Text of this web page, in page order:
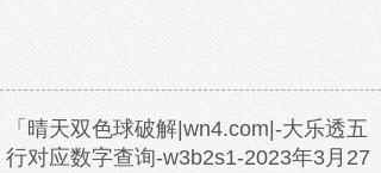
「晴天双色球破解|wn4.com|-大乐透五
行对应数字查询-w3b2s1-2023年3月27